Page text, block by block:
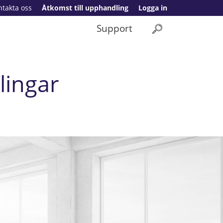
Logga in
Åtkomst till upphandling
oss
Support